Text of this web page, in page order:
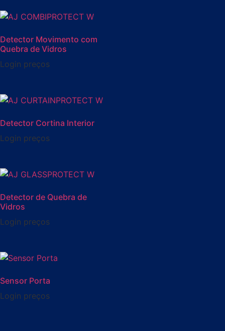
Detector Movimento com
Quebra de Vidros
Login preços
Detector Cortina Interior
Login preços
Detector de Quebra de
Vidros
Login preços
Sensor Porta
Login preços